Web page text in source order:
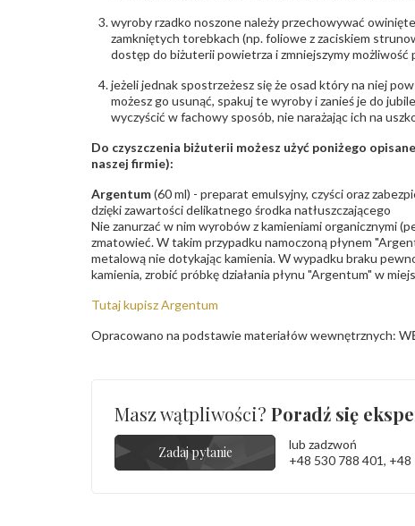
wyroby rzadko noszone należy przechowywać
zamkniętych torebkach (np. foliowe z zaciskiem
dostęp do biżuterii powietrza i zmniejszymy
jeżeli jednak spostrzeżesz się że osad który na niej
możesz go usunąć, spakuj te wyroby i zanieś je do
wyczyścić w fachowy sposób, nie narażając ich na
Do czyszczenia biżuterii możesz użyć poniżego
naszej firmie):
Argentum(60 ml) - preparat emulsyjny, czyści oraz
dzięki zawartości delikatnego środka natłuszczającego
Nie zanurzać w nim wyrobów z kamieniami organicznymi
zmatowieć. W takim przypadku namoczoną płynem
metalową nie dotykając kamienia. W wypadku braku
kamienia, zrobić próbkę działania płynu "Argentum" w
Tutaj kupisz Argentum
Opracowano na podstawie materiałów wewnętrznych:
Masz wątpliwości? Poradź się
Zadaj pytanie
lub zadzwoń
+48 530 788 401, +48